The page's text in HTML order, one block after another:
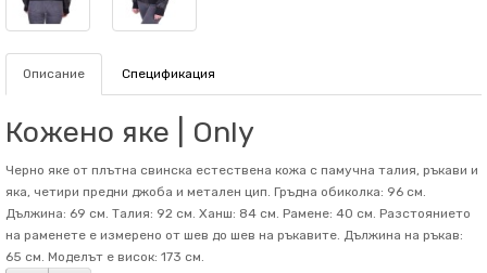
Описание Спецификация
Кожено яке | Only
Черно яке от плътна свинска естествена кожа с памучна талия, ръкави и
яка, четири предни джоба и метален цип. Гръдна обиколка: 96 см.
Дължина: 69 см. Талия: 92 см. Ханш: 84 см. Рамене: 40 см. Разстоянието
на раменете е измерено от шев до шев на ръкавите. Дължина на ръкав:
65 см. Mоделът е висок: 173 см.